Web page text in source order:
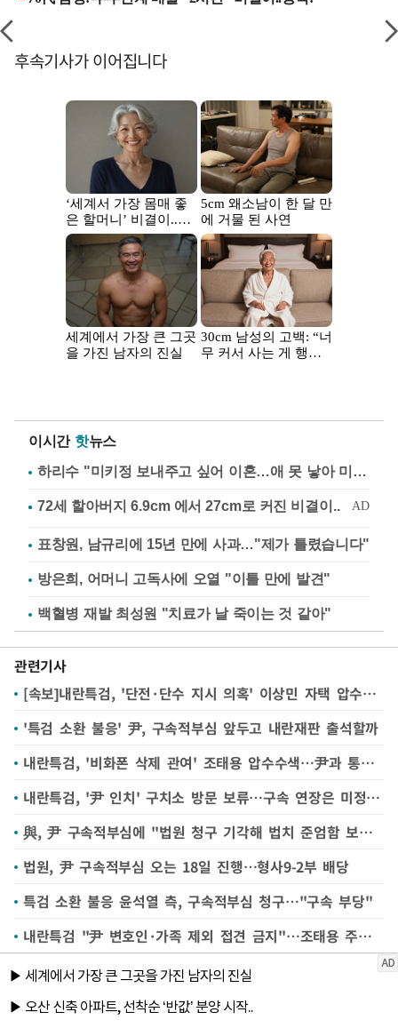
후속기사가 이어집니다
이시간 핫뉴스
하리수 "미키정 보내주고 싶어 이혼…애 못 낳아 미안"
표창원, 남규리에 15년 만에 사과…"제가 틀렸습니다"
방은희, 어머니 고독사에 오열 "이틀 만에 발견"
백혈병 재발 최성원 "치료가 날 죽이는 것 같아"
관련기사
[속보]내란특검, '단전·단수 지시 의혹' 이상민 자택 압수수색
'특검 소환 불응' 尹, 구속적부심 앞두고 내란재판 출석할까
내란특검, '비화폰 삭제 관여' 조태용 압수수색…尹과 통화기록 확보
내란특검, '尹 인치' 구치소 방문 보류…구속 연장은 미정(종합)
與, 尹 구속적부심에 "법원 청구 기각해 법치 준엄함 보여줘야"
법원, 尹 구속적부심 오는 18일 진행…형사9-2부 배당
특검 소환 불응 윤석열 측, 구속적부심 청구…"구속 부당"
내란특검 "尹 변호인·가족 제외 접견 금지"…조태용 주거지 등 8곳 압수수색